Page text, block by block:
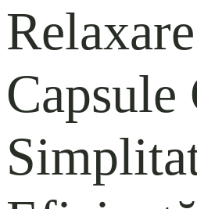
Relaxare